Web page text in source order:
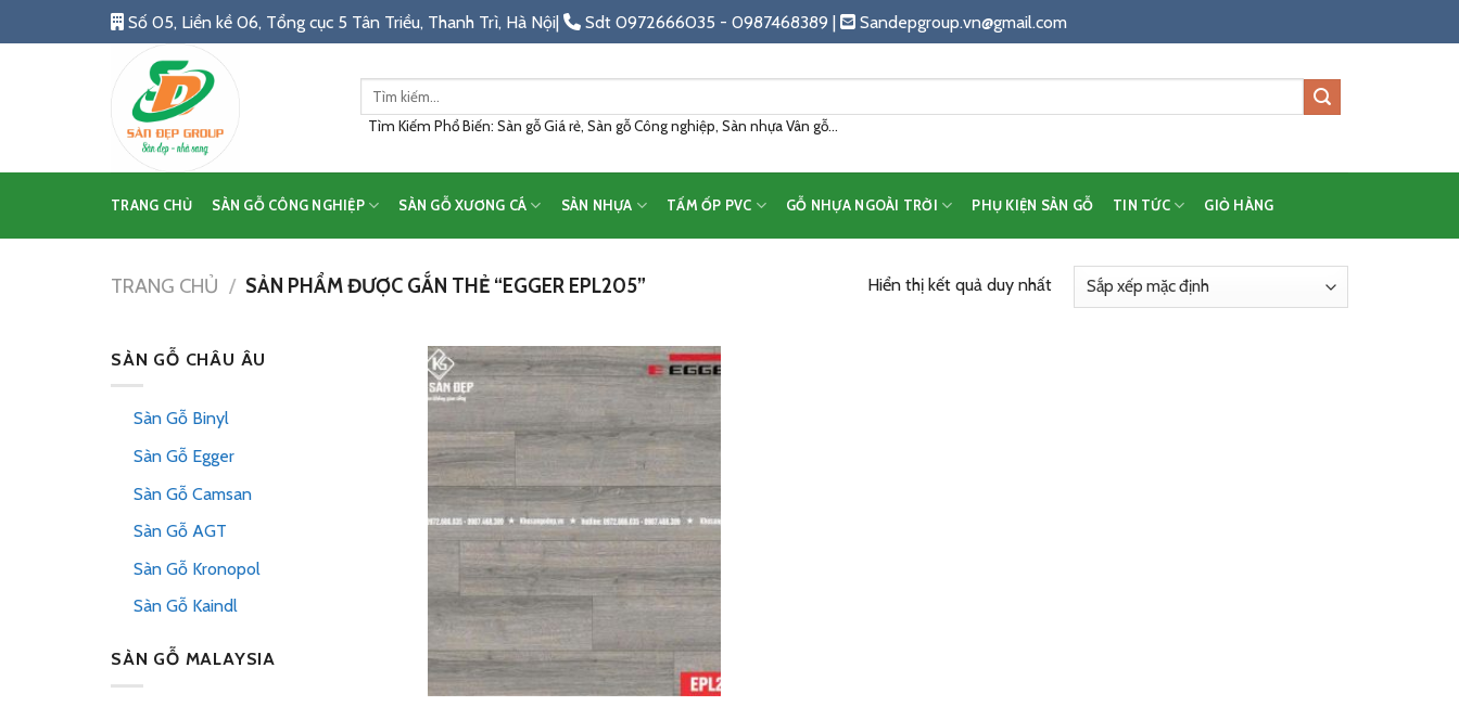
to
Số 05, Liền kề 06, Tổng cục 5 Tân Triều, Thanh Trì, Hà Nội| Sdt 0972666035 - 0987468389 | Sandepgroup.vn@gmail.com
Tìm
Tìm Kiếm Phổ Biến: Sàn gỗ Giá rẻ, Sàn gỗ Công nghiệp, Sàn nhựa Vân gỗ...
TRANG CHỦ SÀN GỖ CÔNG NGHIỆP SÀN GỖ XƯƠNG CÁ SÀN NHỰA TẤM ỐP PVC GỖ NHỰA NGOÀI TRỜI PHỤ KIỆN SÀN GỖ TIN TỨC GIỎ HÀNG
TRANG CHỦ / SẢN PHẨM ĐƯỢC GẮN THẺ “EGGER EPL205” Hiển thị kết quả duy nhất
SÀN GỖ CHÂU ÂU
Sàn Gỗ Binyl
Sàn Gỗ Egger
Sàn Gỗ Camsan
Sàn Gỗ AGT
Sàn Gỗ Kronopol
Sàn Gỗ Kaindl
SÀN GỖ MALAYSIA
wishlist